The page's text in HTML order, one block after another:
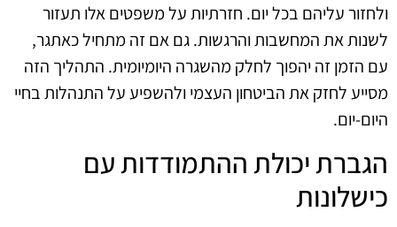
ולחזור עליהם בכל יום. חזרתיות על משפטים אלו תעזור
לשנות את המחשבות והרגשות. גם אם זה מתחיל כאתגר,
עם הזמן זה יהפוך לחלק מהשגרה היומיומית. התהליך הזה
מסייע לחזק את הביטחון העצמי ולהשפיע על התנהלות בחיי
היום-יום.
הגברת יכולת ההתמודדות עם
כישלונות